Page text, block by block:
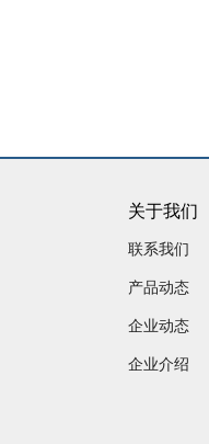
关于我们
联系我们
产品动态
企业动态
企业介绍